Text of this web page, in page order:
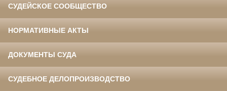
СУДЕЙСКОЕ СООБЩЕСТВО
НОРМАТИВНЫЕ АКТЫ
ДОКУМЕНТЫ СУДА
СУДЕБНОЕ ДЕЛОПРОИЗВОДСТВО